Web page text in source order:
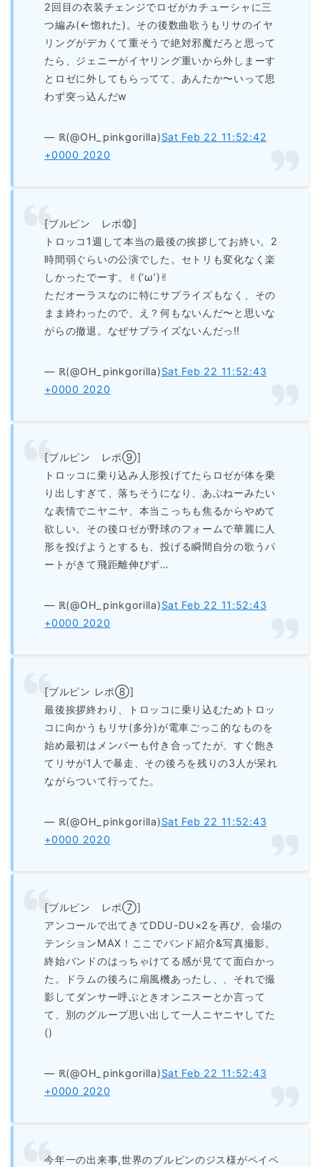
2回目の衣装チェンジでロゼがカチューシャに三
つ編み(←惚れた)。その後数曲歌うもリサのイヤ
リングがデカくて重そうで絶対邪魔だろと思って
たら、ジェニーがイヤリング重いから外しまーす
とロゼに外してもらってて、あんたか〜いって思
わず突っ込んだw
— ℝ(@OH_pinkgorilla)Sat Feb 22 11:52:42
+0000 2020
[ブルピン レポ⑩]
トロッコ1週して本当の最後の挨拶してお終い。2
時間弱ぐらいの公演でした。セトリも変化なく楽
しかったでーす。✌︎(‘ω’)✌︎
ただオーラスなのに特にサプライズもなく、その
まま終わったので、え？何もないんだ〜と思いな
がらの撤退。なぜサプライズないんだっ‼︎
— ℝ(@OH_pinkgorilla)Sat Feb 22 11:52:43
+0000 2020
[ブルピン レポ⑨]
トロッコに乗り込み人形投げてたらロゼが体を乗
り出しすぎて、落ちそうになり、あぶねーみたい
な表情でニヤニヤ、本当こっちも焦るからやめて
欲しい。その後ロゼが野球のフォームで華麗に人
形を投げようとするも、投げる瞬間自分の歌うパ
ートがきて飛距離伸びず…
— ℝ(@OH_pinkgorilla)Sat Feb 22 11:52:43
+0000 2020
[ブルピン レポ⑧]
最後挨拶終わり、トロッコに乗り込むためトロッ
コに向かうもリサ(多分)が電車ごっこ的なものを
始め最初はメンバーも付き合ってたが、すぐ飽き
てリサが1人で暴走、その後ろを残りの3人が呆れ
ながらついて行ってた。
— ℝ(@OH_pinkgorilla)Sat Feb 22 11:52:43
+0000 2020
[ブルピン レポ⑦]
アンコールで出てきてDDU-DU×2を再び、会場の
テンションMAX！ここでバンド紹介&写真撮影。
終始バンドのはっちゃけてる感が見てて面白かっ
た。ドラムの後ろに扇風機あったし、、それで撮
影してダンサー呼ぶときオンニスーとか言って
て、別のグループ思い出して一人ニヤニヤしてた
()
— ℝ(@OH_pinkgorilla)Sat Feb 22 11:52:43
+0000 2020
今年一の出来事,世界のブルピンのジス様がペイペ